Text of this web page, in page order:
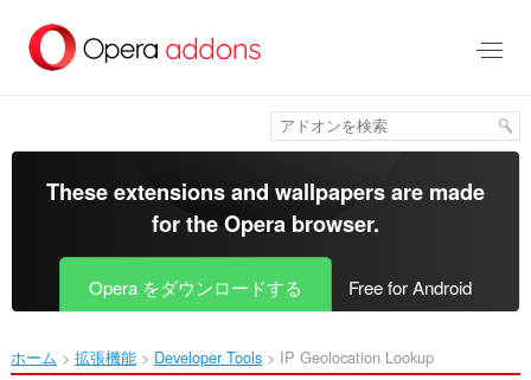
メ
ツ
移
These extensions and wallpapers are made
for theOpera browser.
Opera をダウンロードする Free for Android
ホーム 拡張機能 Developer Tools IP Geolocation Lookup‎